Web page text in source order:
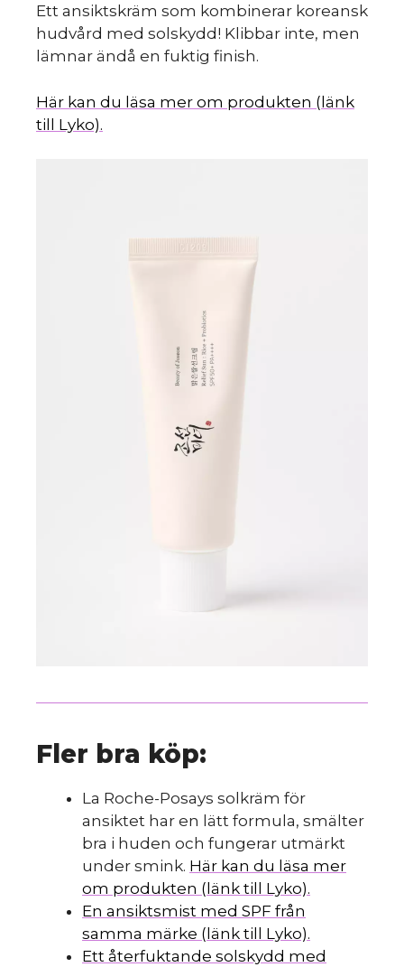
Ett ansiktskräm som kombinerar koreansk
hudvård med solskydd! Klibbar inte, men
lämnar ändå en fuktig finish.
Här kan du läsa mer om produkten (länk
till Lyko).
Fler bra köp:
La Roche-Posays solkräm för
ansiktet har en lätt formula, smälter
bra i huden och fungerar utmärkt
under smink. Här kan du läsa mer
om produkten (länk till Lyko).
En ansiktsmist med SPF från
samma märke (länk till Lyko).
Ett återfuktande solskydd med